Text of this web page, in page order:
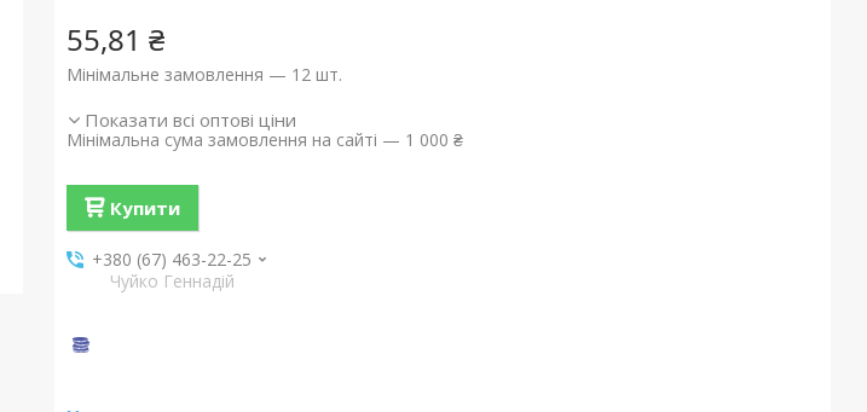
55,81 ₴
Мінімальне замовлення — 12 шт.
Показати всі оптові ціни
Мінімальна сума замовлення на сайті — 1 000 ₴
Купити
+380 (67) 463-22-25
Чуйко Геннадій